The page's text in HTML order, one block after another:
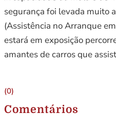
segurança foi levada muito
(Assistência no Arranque
estará em exposição
amantes de carros que
(0)
Comentários